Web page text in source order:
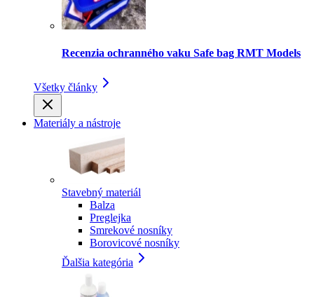
Recenzia ochranného vaku Safe bag RMT Models
Všetky články
Materiály a nástroje
Stavebný materiál
Balza
Preglejka
Smrekové nosníky
Borovicové nosníky
Ďalšia kategória